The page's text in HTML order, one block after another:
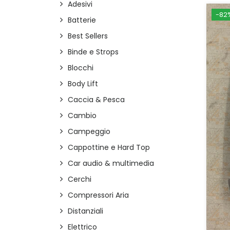
-
Adesivi
Batterie
Best Sellers
Binde e Strops
Blocchi
Body Lift
Caccia & Pesca
Cambio
Campeggio
Cappottine e Hard Top
Car audio & multimedia
Cerchi
Compressori Aria
Distanziali
Elettrico